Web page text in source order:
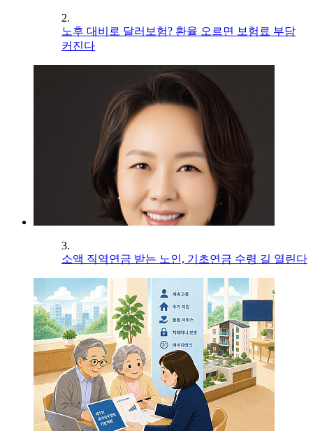
2.
노후 대비로 달러보험? 환율 오르면 보험료 부담
커진다
3.
소액 직역연금 받는 노인, 기초연금 수령 길 열린다